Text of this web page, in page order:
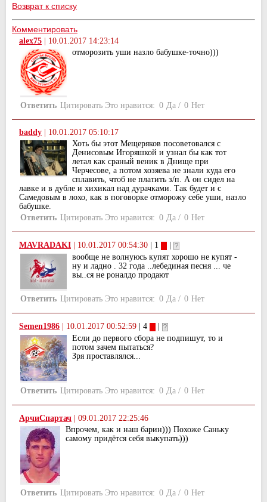
Возврат к списку
Комментировать
alex75 | 10.01.2017 14:23:14
отморозить уши назло бабушке-точно)))
Ответить Цитировать Это нравится: 0 Да / 0 Нет
baddy
10.01.2017 05:10:17
Хоть бы этот Мещеряков посоветовался с
Денисовым Игоряшкой и узнал бы как тот
летал как сраный веник в Днище при
Черчесове, а потом хозяева не знали куда его
сплавить, чтоб не платить з/п. А он сидел на
лавке и в дубле и хихикал над дурачками. Так будет и с
Самедовым в лохо, как в поговорке отморожу себе уши, назло
бабушке.
Ответить Цитировать Это нравится: 0 Да / 0 Нет
MAVRADAKI 10.01.2017 00:54:30 | 1
вообще не волнуюсь купят хорошо не купят -
ну и ладно . 32 года ..лебединая песня ... че
вы..ся не роналдо продают
Ответить Цитировать Это нравится: 0 Да / 0 Нет
Semen1986 10.01.2017 00:52:59 | 4
Если до первого сбора не подпишут, то и
потом зачем пытаться?
Зря проставлялся...
Ответить Цитировать Это нравится: 0 Да / 0 Нет
АрчиСпартач
09.01.2017 22:25:46
Впрочем, как и наш барин))) Похоже Саньку
самому придётся себя выкупать)))
Ответить Цитировать Это нравится: 0 Да / 0 Нет